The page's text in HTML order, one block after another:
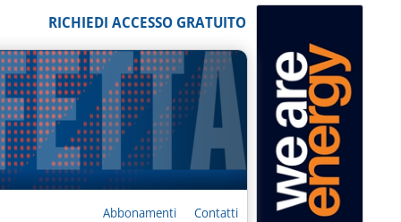
RICHIEDI ACCESSO GRATUITO
Abbonamenti Contatti